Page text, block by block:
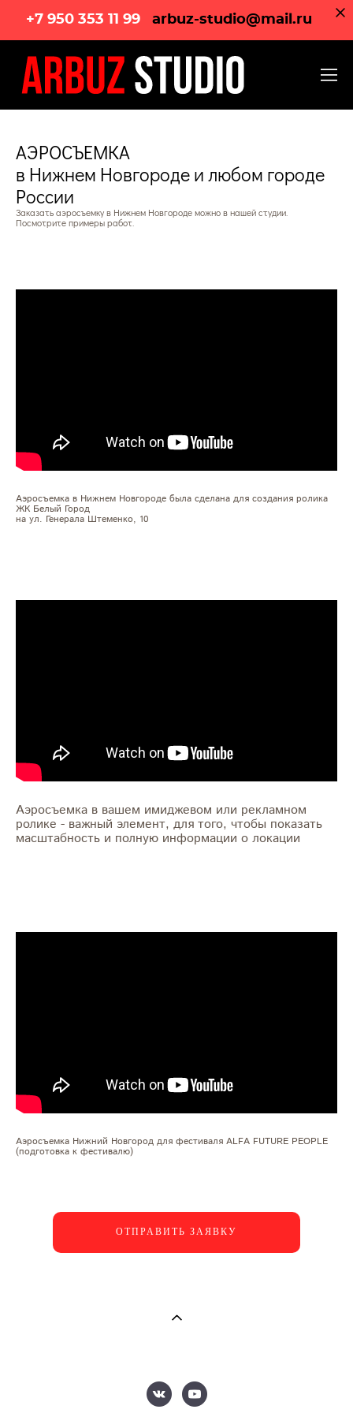
+7 950 353 11 99 arbuz-studio@mail.ru
АЭРОСЪЕМКА
в Нижнем Новгороде и любом городе
России
Заказать аэросъемку в Нижнем Новгороде можно в нашей студии.
Посмотрите примеры работ.
Аэросъемка в Нижнем Новгороде была сделана для создания ролика
ЖК Белый Город
на ул. Генерала Штеменко, 10
Аэросъемка в вашем имиджевом или рекламном
ролике - важный элемент, для того, чтобы показать
масштабность и полную информации о локации
Аэросъемка Нижний Новгород для фестиваля ALFA FUTURE PEOPLE
(подготовка к фестивалю)
ОТПРАВИТЬ ЗАЯВКУ